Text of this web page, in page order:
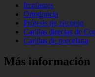
Implantes
Ortodoncia
Prótesis de zirconio
Carillas directas de
Carillas de porcelana
Más información